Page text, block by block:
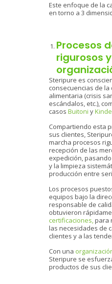
Este enfoque de la
en torno a 3
Procesos
rigurosos y
Steripure es
consecuencias de la
alimentaria (crisis
escándalos, etc.),
casos Buitoni y
Compartiendo esta
sus clientes,
marcha procesos
recepción de las
expedición,
y la limpieza
producción entre
Los procesos
equipos bajo la
responsable de
obtuvieron
certificaciones,para
las necesidades de
clientes y a las
Con una
Steripure se
productos de sus